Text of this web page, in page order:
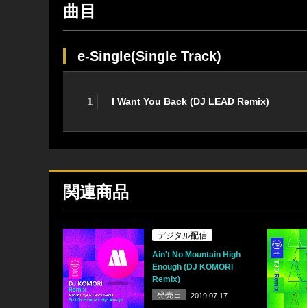
曲目
e-Single(Single Track)
1 I Want You Back (DJ LEAD Remix)
関連商品
デジタル配信
Ain't No Mountain High
Enough (DJ KOMORI
Remix)
発売日
2019.07.17